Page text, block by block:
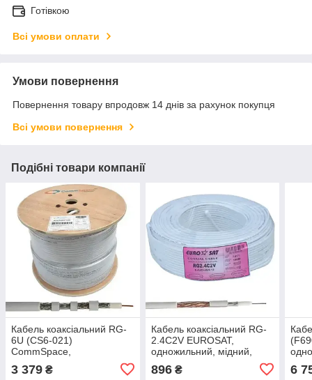
Готівкою
Всі умови оплати
Умови повернення
Повернення товару впродовж 14 днів за рахунок покупця
Всі умови повернення
Подібні товари компанії
Кабель коаксіальний RG-
6U (CS6-021)
CommSpace,
одножильний, CCS, 64% +
48%, білий, 305 м
3 379 ₴
Кабель коаксіальний RG-
2.4C2V EUROSAT,
одножильний, мідний,
896₴ 6